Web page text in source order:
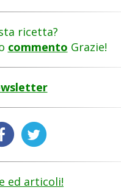
ricetta?
commento Grazie!
ed articoli!